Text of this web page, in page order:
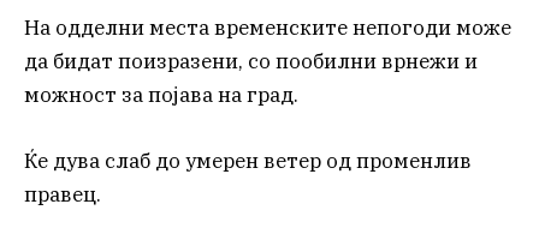
На одделни места временските непогоди може
да бидат поизразени, со пообилни врнежи и
можност за појава на град.
Ќе дува слаб до умерен ветер од променлив
правец.